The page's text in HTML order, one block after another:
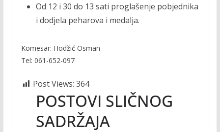
Od 12 i 30 do 13 sati proglašenje pobjednika
i dodjela peharova i medalja.
Komesar: Hodžić Osman
Tel: 061-652-097
Post Views: 364
POSTOVI SLIČNOG
SADRŽAJA